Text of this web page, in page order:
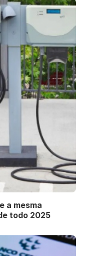
a mesma
todo 2025